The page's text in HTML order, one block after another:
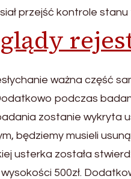
przejść kontrole
ważna część
podczas
zostanie wykryta
będziemy musieli
usterka została
500zł.